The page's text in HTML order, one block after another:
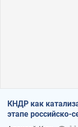
КНДР как
этапе российско-